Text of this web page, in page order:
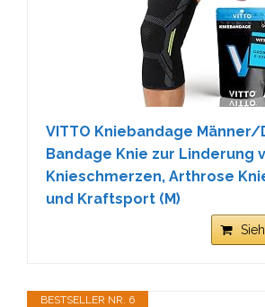
VITTO Kniebandage Männer/
Bandage Knie zur Linderung
Knieschmerzen, Arthrose
und Kraftsport (M)
BESTSELLER NR. 6